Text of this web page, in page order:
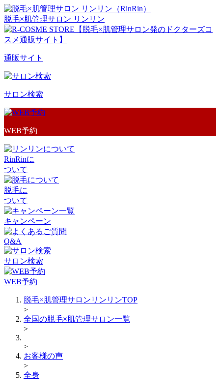
脱毛×肌管理サロン リンリン
通販サイト
サロン検索
WEB予約
RinRinに
ついて
脱毛に
ついて
キャンペーン
Q&A
サロン検索
WEB予約
脱毛×肌管理サロンリンリンTOP
>
全国の脱毛×肌管理サロン一覧
>
>
お客様の声
>
全身